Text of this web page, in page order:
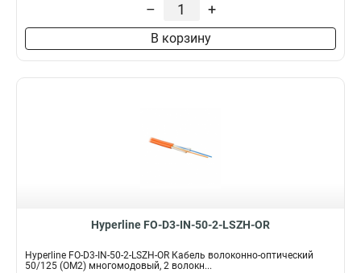
– +
В корзину
Hyperline FO-D3-IN-50-2-LSZH-OR
Hyperline FO-D3-IN-50-2-LSZH-OR Кабель волоконно-оптический
50/125 (OM2) многомодовый, 2 волокн...